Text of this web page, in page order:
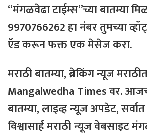
“मंगळवेढा टाईम्स”च्या बातम्या
9970766262 हा नंबर तुमच्या
ऍडकरून फक्तएकमेसेज करा.
मराठीबातम्या,ब्रेकिंगन्यूज
Mangalwedha Timesवर.
बातम्या, लाइव्ह न्यूज अपडेट,
विश्वासार्ह मराठी न्यूज वेबसाइट